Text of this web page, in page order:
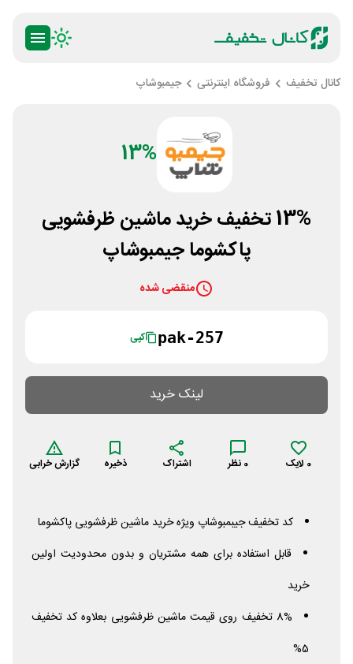
کانال تخفیف فروشگاه اینترنتی جیمبوشاپ
13%
13% تخفیف خرید ماشین ظرفشویی
پاکشوما جیمبوشاپ
منقضی شده
pak-257 کپی
لینک خرید
0 لایک 0 نظر اشتراک ذخیره گزارش خرابی
کد تخفیف جیبمبوشاپ ویژه خرید ماشین ظرفشویی پاکشوما
قابل استفاده برای همه مشتریان و بدون محدودیت اولین
خرید
8% تخفیف روی قیمت ماشین ظرفشویی بعلاوه کد تخفیف
5%